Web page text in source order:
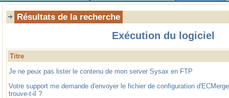
Résultats de la recherche
Exécution du logiciel
Titre
Je ne peux pas lister le contenu de mon server Sysax en FTP
Votre support me demande d'envoyer le fichier de configuration
trouve-t-il ?